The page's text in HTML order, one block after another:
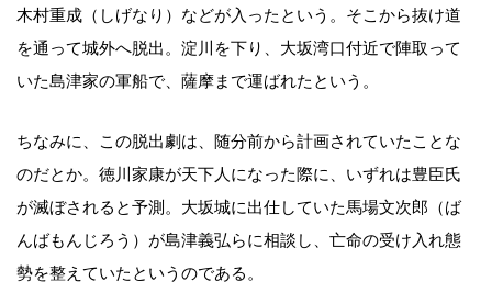
木村重成（しげなり）などが入ったという。そこから抜け道
を通って城外へ脱出。淀川を下り、大坂湾口付近で陣取って
いた島津家の軍船で、薩摩まで運ばれたという。
ちなみに、この脱出劇は、随分前から計画されていたことな
のだとか。徳川家康が天下人になった際に、いずれは豊臣氏
が滅ぼされると予測。大坂城に出仕していた馬場文次郎（ば
んばもんじろう）が島津義弘らに相談し、亡命の受け入れ態
勢を整えていたというのである。